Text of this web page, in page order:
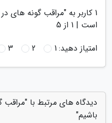
1 کاربر به "مراقب گونه های
است | 1 از 5
امتیاز دهید:1
2
3
دیدگاه های مرتبط با
باشیم"